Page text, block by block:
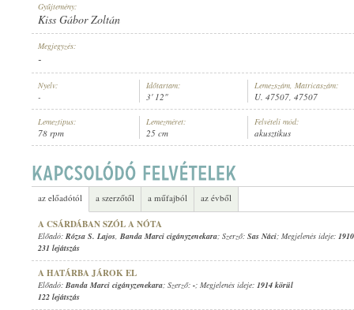
ELŐADÓ: BANDA MARCI CIGÁNYZENEKARA
U. 47507
Gyűjtemény:
Kiss Gábor Zoltán
Megjegyzés:
-
Nyelv:
-
Időtartam:
3' 12"
Lemezszám, Matricaszám:
U. 47507, 47507
Lemeztípus:
78 rpm
Lemezméret:
25 cm
Felvételi mód:
akusztikus
az előadótól a szerzőtől a műfajból az évből
A CSÁRDÁBAN SZÓL A NÓTA
Előadó: Rózsa S. Lajos, Banda Marci cigányzenekara; Szerző: Sas Náci; Megjelenés ideje:
231 lejátszás
A HATÁRBA JÁROK EL
Előadó: Banda Marci cigányzenekara; Szerző: -; Megjelenés ideje: 1914 körül
122 lejátszás